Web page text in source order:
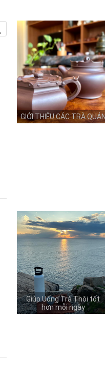
GIỚI THIỆU CÁC TRÀ
Giúp Uống Trà Thôi tốt
hơn mỗi ngày